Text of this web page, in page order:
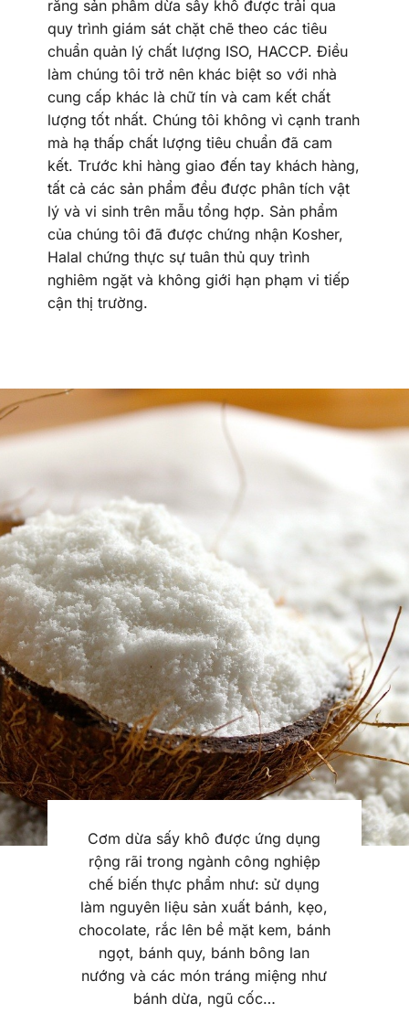
rằng sản phẩm dừa sấy khô được trải qua
quy trình giám sát chặt chẽ theo các tiêu
chuẩn quản lý chất lượng ISO, HACCP. Điều
làm chúng tôi trở nên khác biệt so với nhà
cung cấp khác là chữ tín và cam kết chất
lượng tốt nhất. Chúng tôi không vì cạnh tranh
mà hạ thấp chất lượng tiêu chuẩn đã cam
kết. Trước khi hàng giao đến tay khách hàng,
tất cả các sản phẩm đều được phân tích vật
lý và vi sinh trên mẫu tổng hợp. Sản phẩm
của chúng tôi đã được chứng nhận Kosher,
Halal chứng thực sự tuân thủ quy trình
nghiêm ngặt và không giới hạn phạm vi tiếp
cận thị trường.
Cơm dừa sấy khô được ứng dụng
rộng rãi trong ngành công nghiệp
chế biến thực phẩm như: sử dụng
làm nguyên liệu sản xuất bánh, kẹo,
chocolate, rắc lên bề mặt kem, bánh
ngọt, bánh quy, bánh bông lan
nướng và các món tráng miệng như
bánh dừa, ngũ cốc…